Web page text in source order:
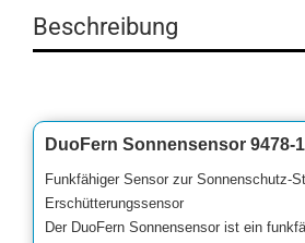
Beschreibung
DuoFern Sonnensensor 9478-1
Funkfähiger Sensor zur Sonnenschutz-
Erschütterungssensor
Der DuoFern Sonnensensor ist ein